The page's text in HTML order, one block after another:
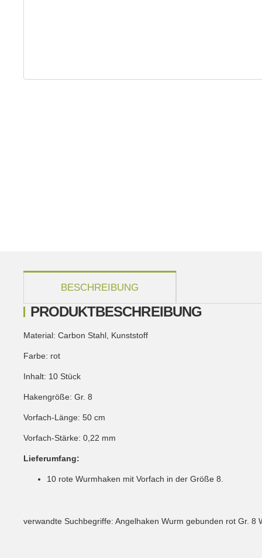
BESCHREIBUNG
PRODUKTBESCHREIBUNG
Material: Carbon Stahl, Kunststoff
Farbe: rot
Inhalt: 10 Stück
Hakengröße: Gr. 8
Vorfach-Länge: 50 cm
Vorfach-Stärke: 0,22 mm
Lieferumfang:
10 rote Wurmhaken mit Vorfach in der Größe 8.
verwandte Suchbegriffe: Angelhaken Wurm gebunden rot Gr. 8